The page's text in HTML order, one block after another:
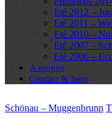
Eté 2012 –
Eté 2011 –
Eté 2010 –
Eté 2007 –
Eté 2006 –
A propos
Contact & liens
Schönau – Muggenbrunn